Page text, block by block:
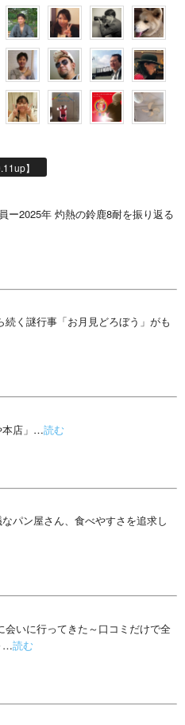
】
ー2025年 灼熱の鈴鹿8耐を振り返る
く謎行事「お月見どろぼう」がも
本店」…読む
パン屋さん、食べやすさを追求し
いに行ってきた～口コミだけで全
…読む